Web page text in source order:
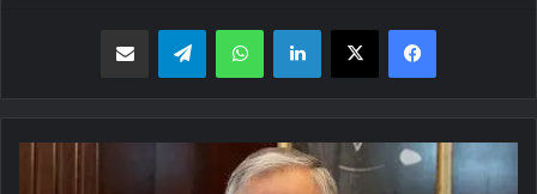
فیسبوک X لینکدین واتس اپ